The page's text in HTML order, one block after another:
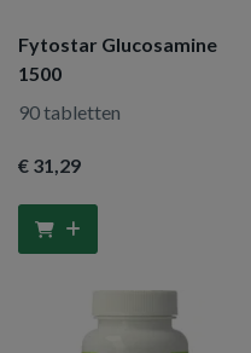
Fytostar Glucosamine
1500
90 tabletten
€ 31,29